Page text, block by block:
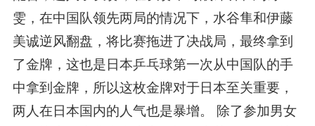
雯，在中国队领先两局的情况下，水谷隼和伊藤
美诚逆风翻盘，将比赛拖进了决战局，最终拿到
了金牌，这也是日本乒乓球第一次从中国队的手
中拿到金牌，所以这枚金牌对于日本至关重要，
两人在日本国内的人气也是暴增。 除了参加男女